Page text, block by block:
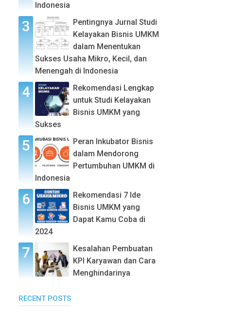
Indonesia
Pentingnya Jurnal Studi
Kelayakan Bisnis UMKM
dalam Menentukan
Sukses Usaha Mikro, Kecil, dan
Menengah di Indonesia
Rekomendasi Lengkap
untuk Studi Kelayakan
Bisnis UMKM yang
Sukses
Peran Inkubator Bisnis
dalam Mendorong
Pertumbuhan UMKM di
Indonesia
Rekomendasi 7 Ide
Bisnis UMKM yang
Dapat Kamu Coba di
2024
Kesalahan Pembuatan
KPI Karyawan dan Cara
Menghindarinya
RECENT POSTS